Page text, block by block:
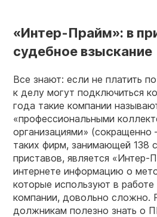
«Интер-Прайм»: в
судебное взыскание
Все знают: если не платить
к делу могут подключиться
года такие компании
«профессиональными
организациями»
таких фирм, занимающей 138
приставов, является «Интер-
интернете информацию о
которые используют в работе
компании, довольно сложно.
должникам полезно знать о